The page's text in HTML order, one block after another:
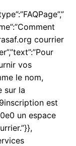
courrier
vos
le nom,
sur la
est
un espace